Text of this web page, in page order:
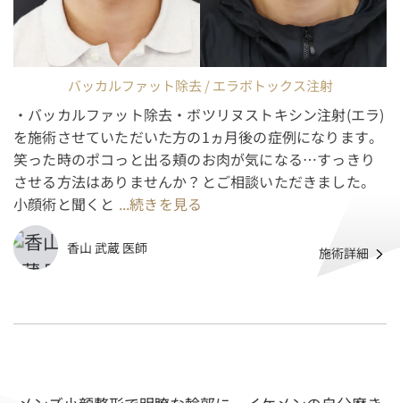
バッカルファット除去 / エラボトックス注射
・バッカルファット除去・ボツリヌストキシン注射(エラ)
を施術させていただいた方の1ヵ月後の症例になります。
笑った時のポコっと出る頬のお肉が気になる…すっきり
させる方法はありませんか？とご相談いただきました。
小顔術と聞くと ...続きを見る
香山 武蔵 医師 施術詳細